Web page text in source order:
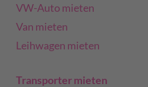
VW-Auto mieten
Van mieten
Leihwagen mieten
Transporter mieten